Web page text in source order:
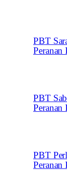
PBT
Peranan
PBT
Peranan
PBT
Peranan